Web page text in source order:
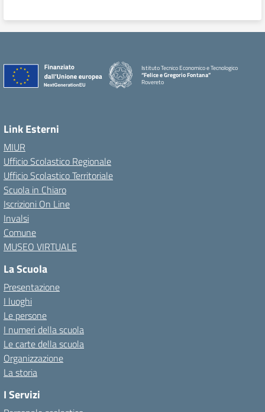
Istituto Tecnico Economico e Tecnologico
“Felice e Gregorio Fontana”
Rovereto
Link Esterni
MIUR
Ufficio Scolastico Regionale
Ufficio Scolastico Territoriale
Scuola in Chiaro
Iscrizioni On Line
Invalsi
Comune
MUSEO VIRTUALE
La Scuola
Presentazione
I luoghi
Le persone
I numeri della scuola
Le carte della scuola
Organizzazione
La storia
I Servizi